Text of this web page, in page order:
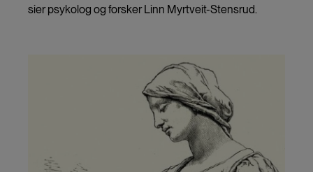
sier psykolog og forsker Linn Myrtveit-Stensrud.